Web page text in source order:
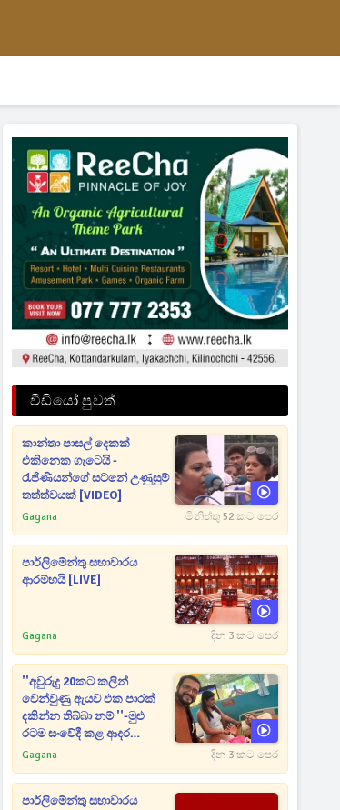
වීඩියෝ පුවත්
කාන්තා පාසල් දෙකක්
එකිනෙක ගැටෙයි -
රැජිණියන්ගේ සටනේ උණුසුම්
තත්ත්වයක් [VIDEO]
Gagana මිනිත්තු 52 කට පෙර
පාර්ලිමේන්තු සභාවාරය
ආරම්භයි [LIVE]
Gagana දින 3 කට පෙර
''අවුරුදු 20කට කලින්
වෙන්වුණු ඇයව එක පාරක්
දකින්න තිබ්බා නම් ''-මුළු
රටම සංවේදී කළ ආදර
අමරණීය මතකය
Gagana දින 3 කට පෙර
පාර්ලිමේන්තු සභාවාරය